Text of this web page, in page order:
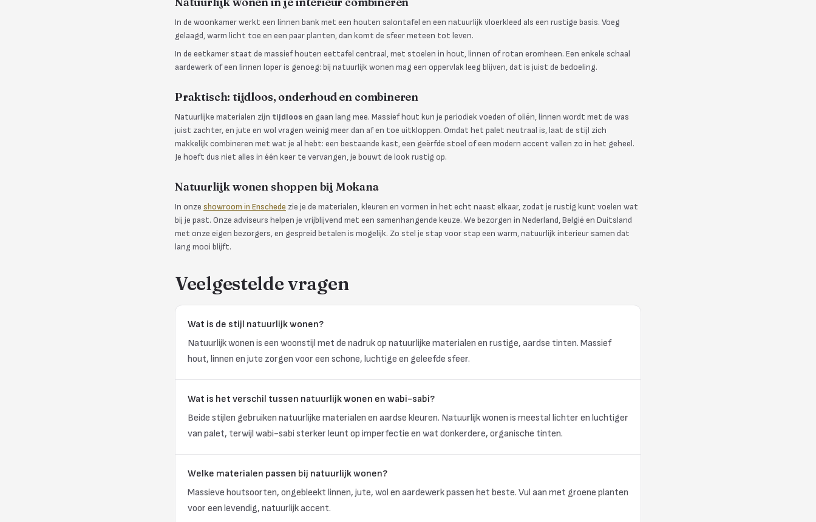
In de woonkamer werkt een linnen bank met een houten salontafel en een natuurlijk vloerkleed als een rustige basis. Voeg
gelaagd, warm licht toe en een paar planten, dan komt de sfeer meteen tot leven.
In de eetkamer staat de massief houten eettafel centraal, met stoelen in hout, linnen of rotan eromheen. Een enkele schaal
aardewerk of een linnen loper is genoeg: bij natuurlijk wonen mag een oppervlak leeg blijven, dat is juist de bedoeling.
Praktisch: tijdloos, onderhoud en combineren
Natuurlijke materialen zijn tijdloosen gaan lang mee. Massief hout kun je periodiek voeden of oliën, linnen wordt met de was
juist zachter, en jute en wol vragen weinig meer dan af en toe uitkloppen. Omdat het palet neutraal is, laat de stijl zich
makkelijk combineren met wat je al hebt: een bestaande kast, een geërfde stoel of een modern accent vallen zo in het geheel.
Je hoeft dus niet alles in één keer te vervangen, je bouwt de look rustig op.
Natuurlijk wonen shoppen bij Mokana
In onze showroom in Enschede zie je de materialen, kleuren en vormen in het echt naast elkaar, zodat je rustig kunt voelen wat
bij je past. Onze adviseurs helpen je vrijblijvend met een samenhangende keuze. We bezorgen in Nederland, België en Duitsland
met onze eigen bezorgers, en gespreid betalen is mogelijk. Zo stel je stap voor stap een warm, natuurlijk interieur samen dat
lang mooi blijft.
Veelgestelde vragen
Wat is de stijl natuurlijk wonen?
Natuurlijk wonen is een woonstijl met de nadruk op natuurlijke materialen en rustige, aardse tinten. Massief
hout, linnen en jute zorgen voor een schone, luchtige en geleefde sfeer.
Wat is het verschil tussen natuurlijk wonen en wabi-sabi?
Beide stijlen gebruiken natuurlijke materialen en aardse kleuren. Natuurlijk wonen is meestal lichter en luchtiger
van palet, terwijl wabi-sabi sterker leunt op imperfectie en wat donkerdere, organische tinten.
Welke materialen passen bij natuurlijk wonen?
Massieve houtsoorten, ongebleekt linnen, jute, wol en aardewerk passen het beste. Vul aan met groene planten
voor een levendig, natuurlijk accent.